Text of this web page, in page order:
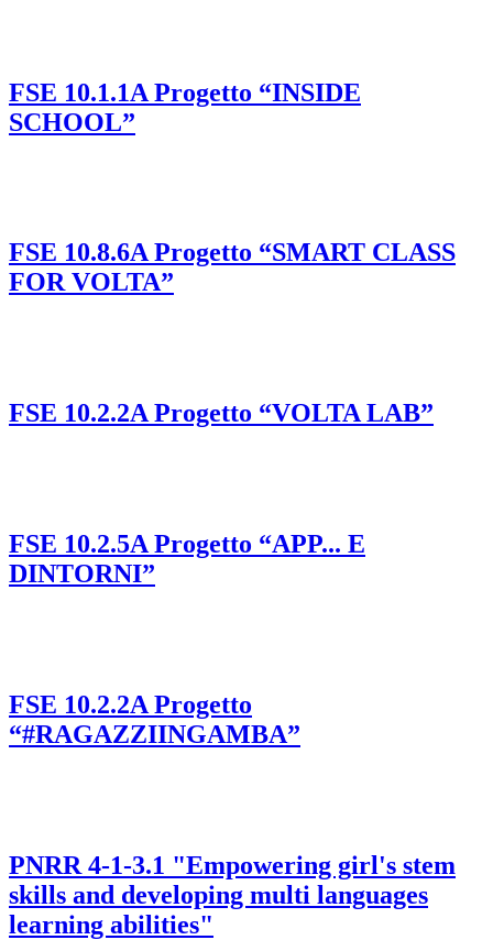
FSE 10.1.1A Progetto “INSIDE
SCHOOL”
FSE 10.8.6A Progetto “SMART CLASS
FOR VOLTA”
FSE 10.2.2A Progetto “VOLTA LAB”
FSE 10.2.5A Progetto “APP... E
DINTORNI”
FSE 10.2.2A Progetto
“#RAGAZZIINGAMBA”
PNRR 4-1-3.1 "Empowering girl's stem
skills and developing multi languages
learning abilities"